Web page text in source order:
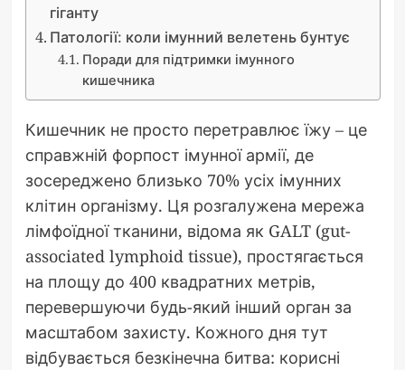
гіганту
Патології: коли імунний велетень бунтує
Поради для підтримки імунного
кишечника
Кишечник не просто перетравлює їжу – це
справжній форпост імунної армії, де
зосереджено близько 70% усіх імунних
клітин організму. Ця розгалужена мережа
лімфоїдної тканини, відома як GALT (gut-
associated lymphoid tissue), простягається
на площу до 400 квадратних метрів,
перевершуючи будь-який інший орган за
масштабом захисту. Кожного дня тут
відбувається безкінечна битва: корисні